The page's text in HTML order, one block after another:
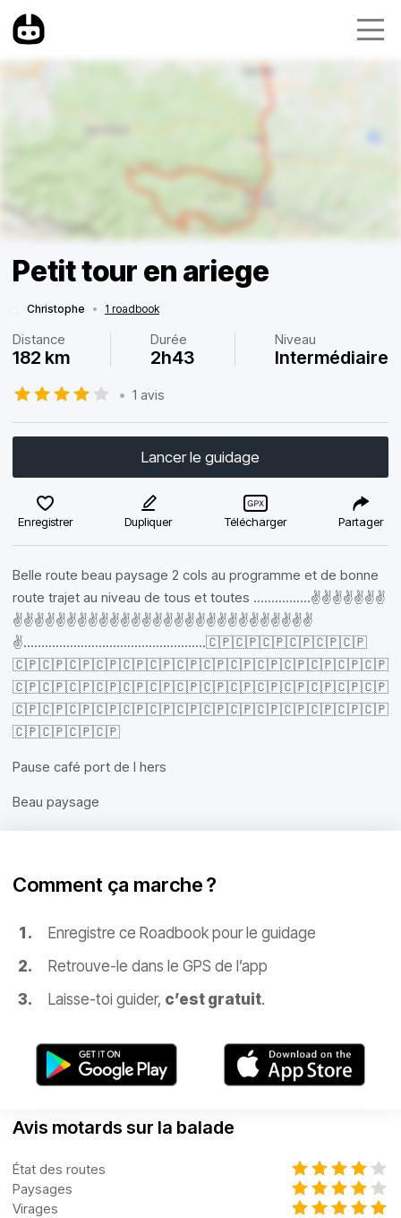
Petit tour en ariege
Christophe • 1 roadbook
Distance
182 km
Durée
2h43
Niveau
Intermédiaire
• 1 avis
Lancer le guidage
Enregistrer Dupliquer Télécharger Partager
Belle route beau paysage 2 cols au programme et de bonne
route trajet au niveau de tous et toutes ................✌️✌️✌️✌️✌️✌️✌️
✌️✌️✌️✌️✌️✌️✌️✌️✌️✌️✌️✌️✌️✌️✌️✌️✌️✌️✌️✌️✌️✌️✌️✌️✌️✌️✌️✌️
✌️...................................................🇨🇵🇨🇵🇨🇵🇨🇵🇨🇵🇨🇵
🇨🇵🇨🇵🇨🇵🇨🇵🇨🇵🇨🇵🇨🇵🇨🇵🇨🇵🇨🇵🇨🇵🇨🇵🇨🇵🇨🇵
🇨🇵🇨🇵🇨🇵🇨🇵🇨🇵🇨🇵🇨🇵🇨🇵🇨🇵🇨🇵🇨🇵🇨🇵🇨🇵🇨🇵
🇨🇵🇨🇵🇨🇵🇨🇵🇨🇵🇨🇵🇨🇵🇨🇵🇨🇵🇨🇵🇨🇵🇨🇵🇨🇵🇨🇵
🇨🇵🇨🇵🇨🇵🇨🇵
Pause café port de l hers
Beau paysage
Comment ça marche ?
Enregistre ce Roadbook pour le guidage
Retrouve-le dans le GPS de l’app
Laisse-toi guider, c’est gratuit.
Avis motards sur la balade
État des routes
Paysages
Virages